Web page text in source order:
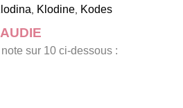
, Klodine, Kodes
sur 10 ci-dessous :